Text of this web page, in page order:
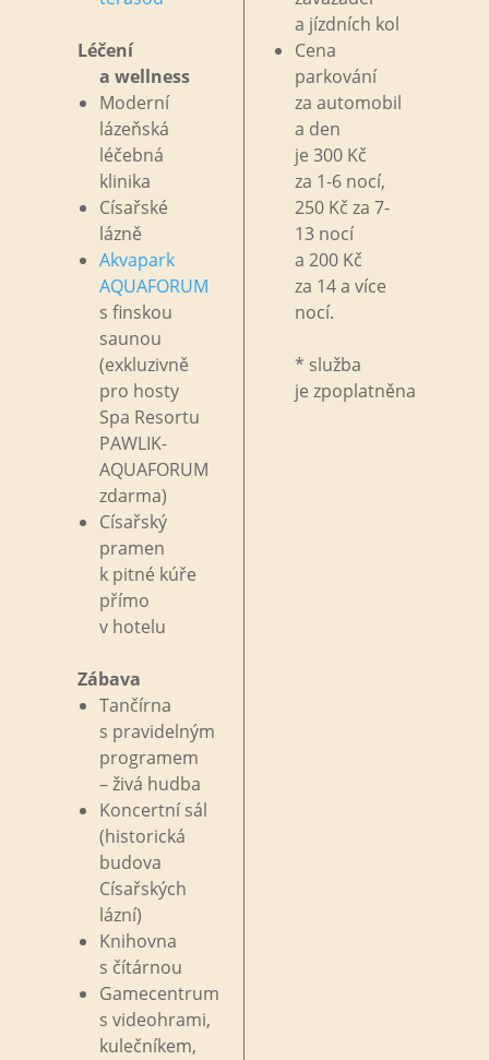
Léčení
a wellness
Moderní
lázeňská
léčebná
klinika
Císařské
lázně
Akvapark
AQUAFORUM
s finskou
saunou
(exkluzivně
pro hosty
Spa Resortu
PAWLIK-
AQUAFORUM
zdarma)
Císařský
pramen
k pitné kúře
přímo
v hotelu
Zábava
Tančírna
s pravidelným
programem
– živá hudba
Koncertní sál
(historická
budova
Císařských
lázní)
Knihovna
s čítárnou
Gamecentrum
s videohrami,
kulečníkem,
a jízdních kol
Cena
parkování
za automobil
a den
je 300 Kč
za 1-6 nocí,
250 Kč za 7-
13 nocí
a 200 Kč
za 14 a více
nocí.
* služba
je zpoplatněna